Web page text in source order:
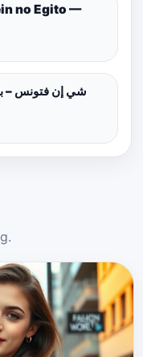
no Egito —
شي إن فتونس –